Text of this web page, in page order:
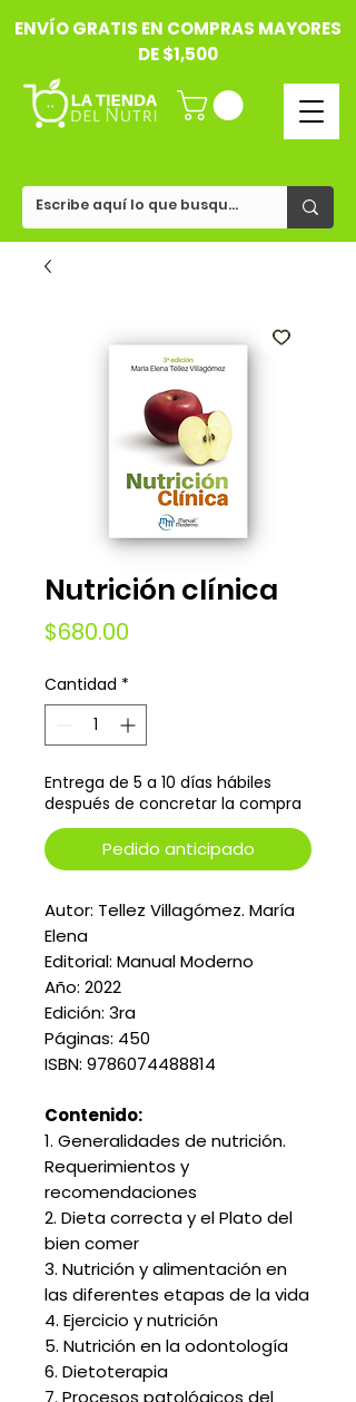
ENVÍO GRATIS EN COMPRAS MAYORES
DE $1,500
Nutrición clínica
$680.00
Cantidad *
Entrega de 5 a 10 días hábiles
después de concretar la compra
Pedido anticipado
Autor: Tellez Villagómez. María
Elena
Editorial: Manual Moderno
Año: 2022
Edición: 3ra
Páginas: 450
ISBN: 9786074488814
Contenido:
1. Generalidades de nutrición.
Requerimientos y
recomendaciones
2. Dieta correcta y el Plato del
bien comer
3. Nutrición y alimentación en
las diferentes etapas de la vida
4. Ejercicio y nutrición
5. Nutrición en la odontología
6. Dietoterapia
7. Procesos patológicos del